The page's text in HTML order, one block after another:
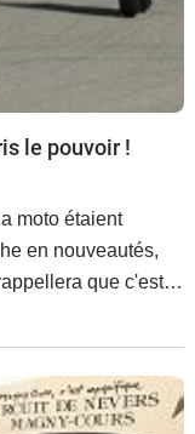
le pouvoir !
moto étaient
en nouveautés,
frères ennemis de